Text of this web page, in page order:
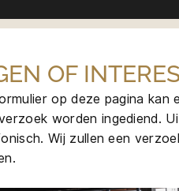
OF
op deze pagina kan
worden ingediend.
Wij zullen een